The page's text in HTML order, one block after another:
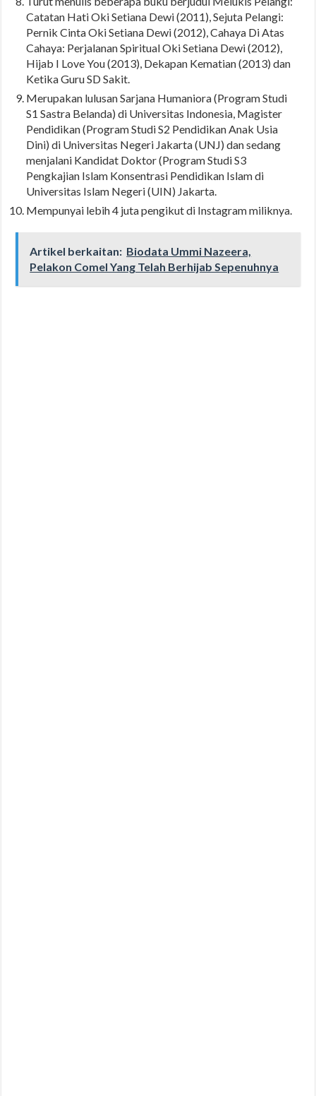
Catatan Hati Oki Setiana Dewi (2011), Sejuta Pelangi:
Pernik Cinta Oki Setiana Dewi (2012), Cahaya Di Atas
Cahaya: Perjalanan Spiritual Oki Setiana Dewi (2012),
Hijab I Love You (2013), Dekapan Kematian (2013) dan
Ketika Guru SD Sakit.
Merupakan lulusan Sarjana Humaniora (Program Studi
S1 Sastra Belanda) di Universitas Indonesia, Magister
Pendidikan (Program Studi S2 Pendidikan Anak Usia
Dini) di Universitas Negeri Jakarta (UNJ) dan sedang
menjalani Kandidat Doktor (Program Studi S3
Pengkajian Islam Konsentrasi Pendidikan Islam di
Universitas Islam Negeri (UIN) Jakarta.
Mempunyai lebih 4 juta pengikut di Instagram miliknya.
Artikel berkaitan: Biodata Ummi Nazeera,
Pelakon Comel Yang Telah Berhijab Sepenuhnya